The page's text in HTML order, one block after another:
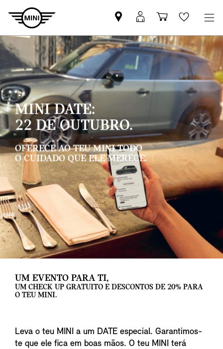
Pesquisar
parceiro
MINI
Iniciar
sessão
MyMini
Carrinho
de
compras
Wishlist
MINI DATE:
22 DE OUTUBRO.
OFERECE AO TEU MINI TODO
O CUIDADO QUE ELE MERECE.
UM EVENTO PARA TI,
UM CHECK UP GRATUITO E DESCONTOS DE 20% PARA
O TEU MINI.
Leva o teu MINI a um DATE especial. Garantimos-
te que ele fica em boas mãos. O teu MINI terá